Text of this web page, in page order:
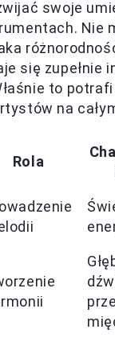
swoje
Nie
się zupełnie
to
na
Rola